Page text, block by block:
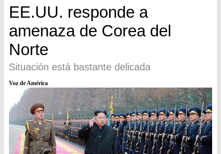
EE.UU. responde a
amenaza de Corea del
Norte
Situación está bastante delicada
Voz de América